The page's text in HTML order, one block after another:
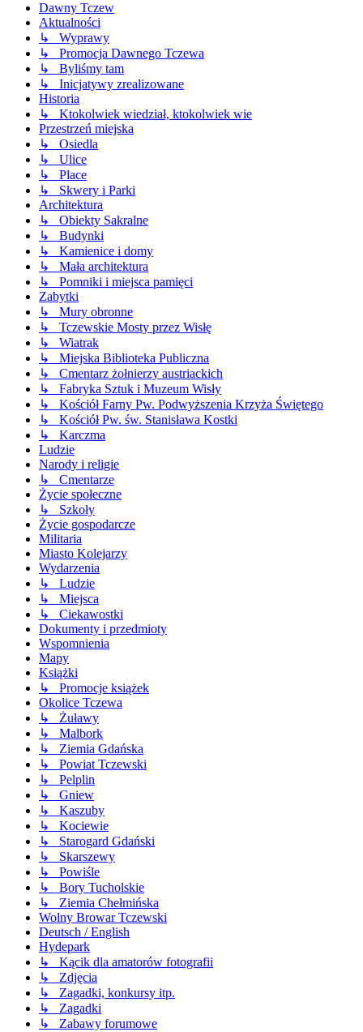
Dawny Tczew
Aktualności
↳ Wyprawy
↳ Promocja Dawnego Tczewa
↳ Byliśmy tam
↳ Inicjatywy zrealizowane
Historia
↳ Ktokolwiek wiedział, ktokolwiek wie
Przestrzeń miejska
↳ Osiedla
↳ Ulice
↳ Place
↳ Skwery i Parki
Architektura
↳ Obiekty Sakralne
↳ Budynki
↳ Kamienice i domy
↳ Mała architektura
↳ Pomniki i miejsca pamięci
Zabytki
↳ Mury obronne
↳ Tczewskie Mosty przez Wisłę
↳ Wiatrak
↳ Miejska Biblioteka Publiczna
↳ Cmentarz żołnierzy austriackich
↳ Fabryka Sztuk i Muzeum Wisły
↳ Kościół Farny Pw. Podwyższenia Krzyża Świętego
↳ Kościół Pw. św. Stanisława Kostki
↳ Karczma
Ludzie
Narody i religie
↳ Cmentarze
Życie społeczne
↳ Szkoły
Życie gospodarcze
Militaria
Miasto Kolejarzy
Wydarzenia
↳ Ludzie
↳ Miejsca
↳ Ciekawostki
Dokumenty i przedmioty
Wspomnienia
Mapy
Książki
↳ Promocje książek
Okolice Tczewa
↳ Żuławy
↳ Malbork
↳ Ziemia Gdańska
↳ Powiat Tczewski
↳ Pelplin
↳ Gniew
↳ Kaszuby
↳ Kociewie
↳ Starogard Gdański
↳ Skarszewy
↳ Powiśle
↳ Bory Tucholskie
↳ Ziemia Chełmińska
Wolny Browar Tczewski
Deutsch / English
Hydepark
↳ Kącik dla amatorów fotografii
↳ Zdjęcia
↳ Zagadki, konkursy itp.
↳ Zagadki
↳ Zabawy forumowe